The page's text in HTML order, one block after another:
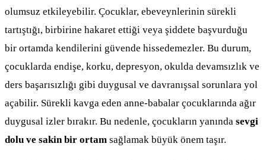
olumsuz etkileyebilir. Çocuklar, ebeveynlerinin sürekli
tartıştığı, birbirine hakaret ettiği veya şiddete başvurduğu
bir ortamda kendilerini güvende hissedemezler. Bu durum,
çocuklarda endişe, korku, depresyon, okulda devamsızlık ve
ders başarısızlığı gibi duygusal ve davranışsal sorunlara yol
açabilir. Sürekli kavga eden anne-babalar çocuklarında ağır
duygusal izler bırakır. Bu nedenle, çocukların yanında sevgi
dolu ve sakin bir ortam sağlamak büyük önem taşır.